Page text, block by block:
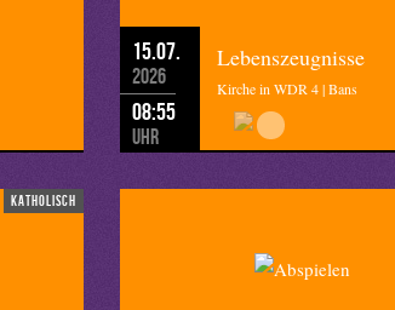
15.07.
2026
08:55
Uhr
Lebenszeugnisse
Kirche in WDR 4 | Bans
katholisch